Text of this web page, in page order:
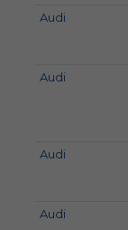
Audi
Audi
Audi
Audi